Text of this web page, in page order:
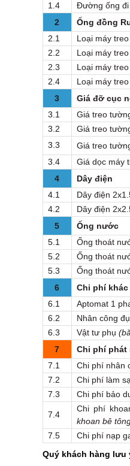
1.4
Đường ống đi
2
Ống đồng
2.1
Loại máy
2.2
Loại máy
2.3
Loại máy
2.4
Loại máy
3
Giá đỡ cục
3.1
Giá treo
3.2
Giá treo
3.3
Giá treo
3.4
Giá dọc máy
4
Dây điện
4.1
Dây điện
4.2
Dây điện
5
Ống nước
5.1
Ống thoát
5.2
Ống thoát
5.3
Ống thoát
6
Chi phí khác
6.1
Aptomat 1
6.2
Nhân công
6.3
Vật tư phụ
7
Chi phí phát
7.1
Chi phí nhân
7.2
Chi phí làm
7.3
Chi phí bảo
7.4
Chi phí
khoan bê
7.5 Chi phí nạp
Quý khách hàng lưu